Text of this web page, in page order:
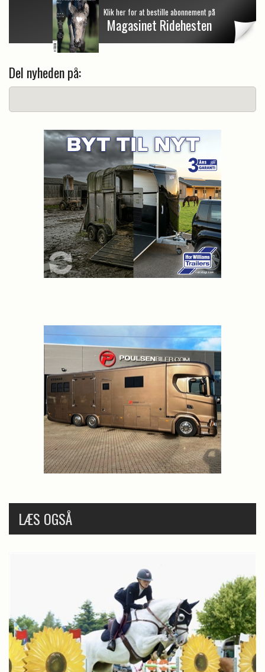
Klik her for at bestille abonnement på
Magasinet Ridehesten
Del nyheden på:
LÆS OGSÅ